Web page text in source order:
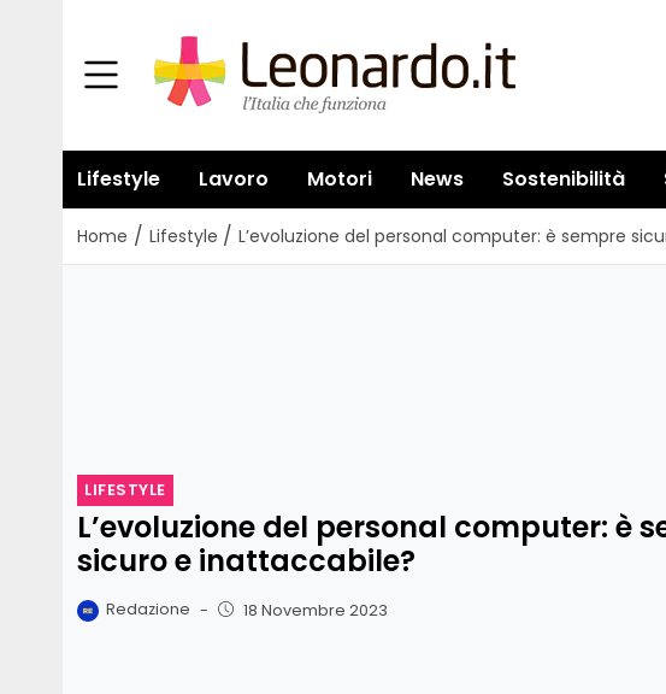
Lifestyle Lavoro Motori News Sostenibilità
Home / Lifestyle / L’evoluzione del personal computer: è sempre
LIFESTYLE
L’evoluzione del personal computer: è
sicuro e inattaccabile?
Redazione - 18 Novembre 2023